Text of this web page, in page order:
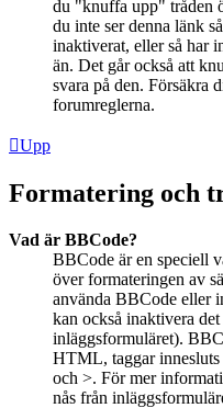
du "knuffa upp" tråden
du inte ser denna länk
inaktiverat, eller så har
än. Det går också att
svara på den. Försäkra
forumreglerna.
Upp
Formatering och
Vad är BBCode?
BBCode är en speciell
över formateringen av
använda BBCode eller
kan också inaktivera
inläggsformuläret).
HTML, taggar
och >. För mer
nås från